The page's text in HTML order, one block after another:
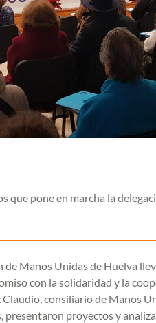
que pone en marcha la
de Manos Unidas de Huelva
con la solidaridad y la
consiliario de Manos
proyectos y